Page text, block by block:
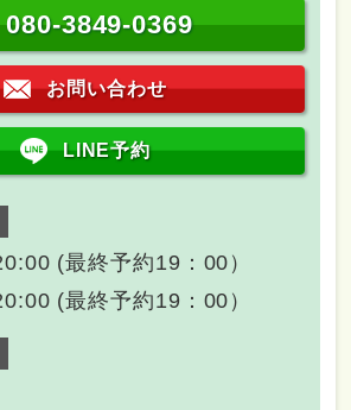
080-3849-0369
お問い合わせ
LINE予約
(最終予約19：00）
(最終予約19：00）